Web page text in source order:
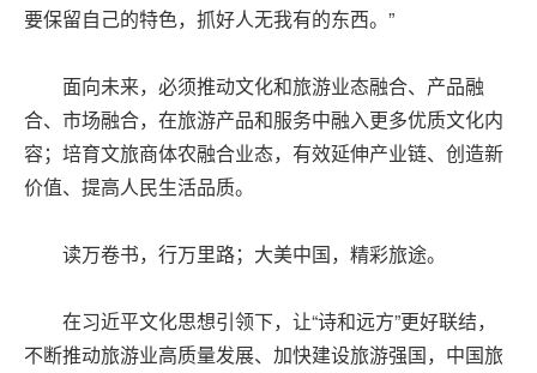
要保留自己的特色，抓好人无我有的东西。”
面向未来，必须推动文化和旅游业态融合、产品融
合、市场融合，在旅游产品和服务中融入更多优质文化内
容；培育文旅商体农融合业态，有效延伸产业链、创造新
价值、提高人民生活品质。
读万卷书，行万里路；大美中国，精彩旅途。
在习近平文化思想引领下，让“诗和远方”更好联结，
不断推动旅游业高质量发展、加快建设旅游强国，中国旅